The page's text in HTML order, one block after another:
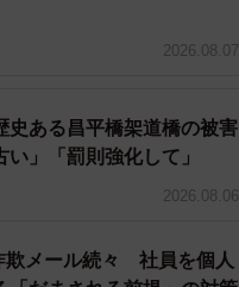
2026.08.07
ある昌平橋架道橋の被害
」「罰則強化して」
2026.08.06
欺メール続々 社員を個人